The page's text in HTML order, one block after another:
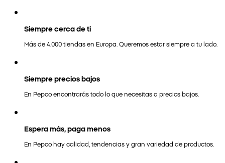
Siempre cerca de ti
Más de 4.000 tiendas en Europa. Queremos estar siempre a tu lado.
Siempre precios bajos
En Pepco encontrarás todo lo que necesitas a precios bajos.
Espera más, paga menos
En Pepco hay calidad, tendencias y gran variedad de productos.